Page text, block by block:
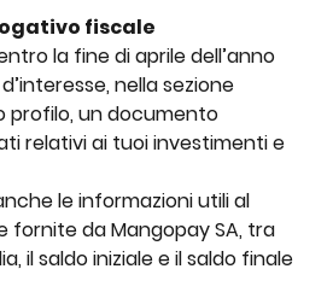
fiscale
la fine di aprile dell’anno
nella sezione
profilo, un documento
relativi ai tuoi investimenti e
le informazioni utili al
fornite da Mangopay SA, tra
il saldo iniziale e il saldo finale